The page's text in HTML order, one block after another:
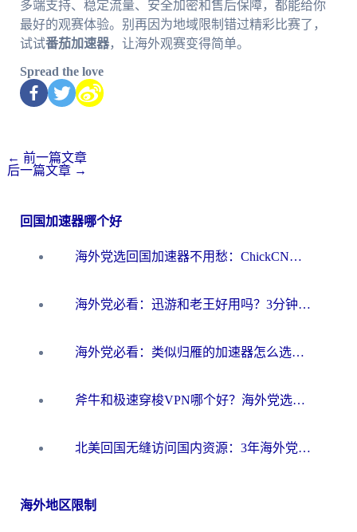
多端支持、稳定流量、安全加密和售后保障，都能给你
最好的观赛体验。别再因为地域限制错过精彩比赛了，
试试番茄加速器，让海外观赛变得简单。
Spread the love
← 前一篇文章
后一篇文章 →
回国加速器哪个好
海外党选回国加速器不用愁：ChickCN和洞见哪个好？一篇搞定所有疑问
海外党必看：迅游和老王好用吗？3分钟选对加速国内网络的加速器
海外党必看：类似归雁的加速器怎么选？一篇搞定无缝访问国内资源
斧牛和极速穿梭VPN哪个好？海外党选回国加速器必看的真实对比与避坑指南
北美回国无缝访问国内资源：3年海外党亲测的加速器选择指南
海外地区限制